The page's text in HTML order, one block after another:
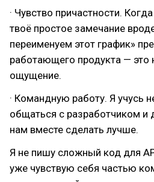
· Чувство причастности.
твоё простое замечание
переименуем этот график»
работающего продукта — это
ощущение.
· Командную работу. Я учусь
общаться с разработчиком и
нам вместе сделать лучше.
Я не пишу сложный код для
уже чувствую себя частью